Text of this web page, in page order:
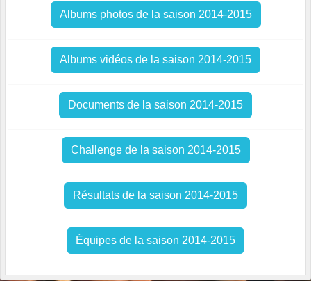
Albums photos de la saison 2014-2015
Albums vidéos de la saison 2014-2015
Documents de la saison 2014-2015
Challenge de la saison 2014-2015
Résultats de la saison 2014-2015
Équipes de la saison 2014-2015